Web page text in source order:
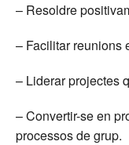
– Resoldre
– Facilitar reunions
– Liderar projectes
– Convertir-se en
processos de grup.